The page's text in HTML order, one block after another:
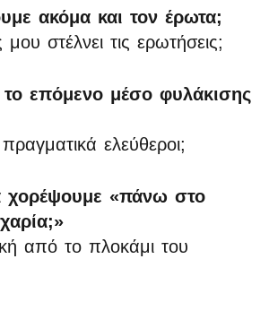
ακόμα και τον έρωτα;
στέλνει τις ερωτήσεις;
το επόμενο μέσο φυλάκισης
ελεύθεροι;
«πάνω στο
από το πλοκάμι του